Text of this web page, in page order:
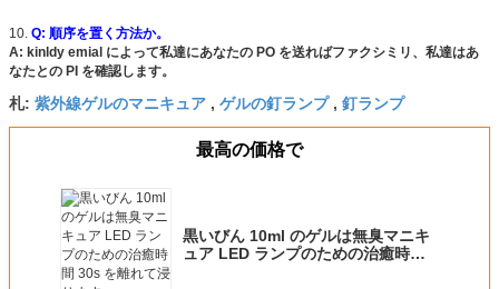
10. Q: 順序を置く方法か。
A: kinldy emial によって私達にあなたの PO を送ればファクシミリ、私達はあ
なたとの PI を確認します。
札: 紫外線ゲルのマニキュア , ゲルの釘ランプ, 釘ランプ
最高の価格で
黒いびん 10ml のゲルは無臭マニキ
ュア LED ランプのための治癒時間